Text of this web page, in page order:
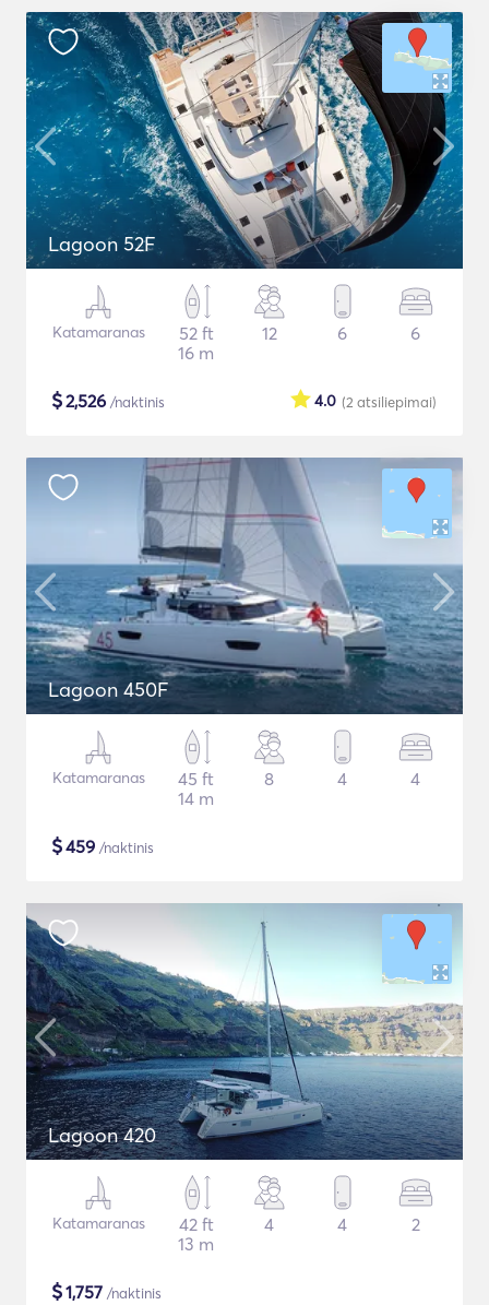
Lagoon 52F
Katamaranas
52 ft
16 m
12 6 6
$2,526 /naktinis (2 atsiliepimai)
4.0
Lagoon 450F
Katamaranas
45 ft
14 m
8 4 4
$459 /naktinis
Lagoon 420
Katamaranas
42 ft
13 m
4 4 2
$1,757 /naktinis